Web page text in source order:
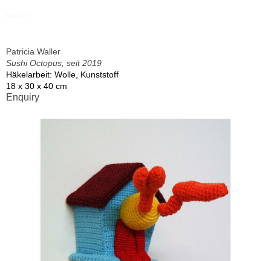
Patricia Waller
Sushi Octopus, seit 2019
Häkelarbeit: Wolle, Kunststoff
18 x 30 x 40 cm
Enquiry